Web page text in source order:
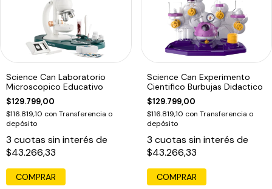
Science Can Laboratorio
Microscopico Educativo
$129.799,00
$116.819,10 con Transferencia o
depósito
3 cuotas sin interés de
$43.266,33
COMPRAR
Science Can Experimento
Cientifico Burbujas Didactico
$129.799,00
$116.819,10 con Transferencia o
depósito
3 cuotas sin interés de
$43.266,33